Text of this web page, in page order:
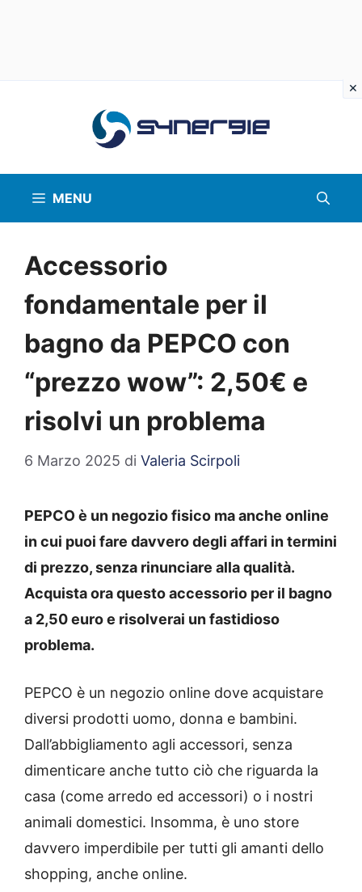
MENU
Accessorio
fondamentale per il
bagno da PEPCO con
“prezzo wow”: 2,50€ e
risolvi un problema
6 Marzo 2025 di Valeria Scirpoli
PEPCO è un negozio fisico ma anche online
in cui puoi fare davvero degli affari in termini
di prezzo, senza rinunciare alla qualità.
Acquista ora questo accessorio per il bagno
a 2,50 euro e risolverai un fastidioso
problema.
PEPCO è un negozio online dove acquistare
diversi prodotti uomo, donna e bambini.
Dall’abbigliamento agli accessori, senza
dimenticare anche tutto ciò che riguarda la
casa (come arredo ed accessori) o i nostri
animali domestici. Insomma, è uno store
davvero imperdibile per tutti gli amanti dello
shopping, anche online.